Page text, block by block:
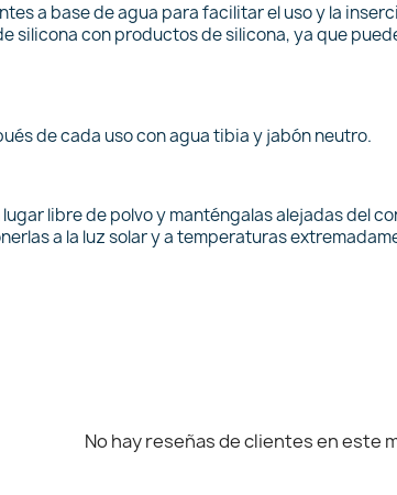
a base de agua para facilitar el uso y la
silicona con productos de silicona, ya que
de cada uso con agua tibia y jabón neutro.
lugar libre de polvo y manténgalas alejadas del
a la luz solar y a temperaturas
No hay reseñas de clientes en este